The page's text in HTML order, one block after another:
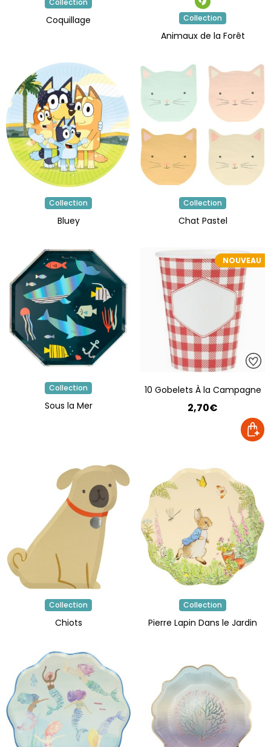
Collection
Coquillage Collection
Animaux de la Forêt
Collection
Bluey
Collection
Chat Pastel
Collection
Sous la Mer
NOUVEAU
10 Gobelets À la Campagne
2,70€
Collection
Chiots
Collection
Pierre Lapin Dans le Jardin